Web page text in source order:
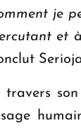
je
et
travers